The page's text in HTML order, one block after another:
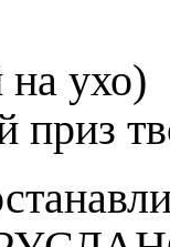
на ухо)
приз